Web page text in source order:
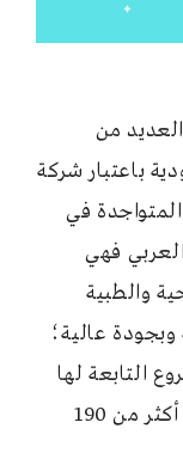
من
باعتبار شركة
في
فهي
والطبية
وبجودة عالية؛
التابعة لها
منذ تأسيسها منذ أكثر من 70 عام في أكثر من 190